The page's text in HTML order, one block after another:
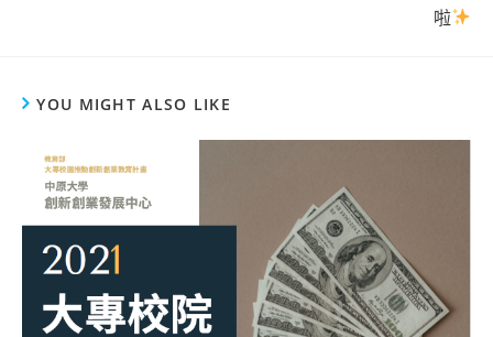
啦
YOU MIGHT ALSO LIKE